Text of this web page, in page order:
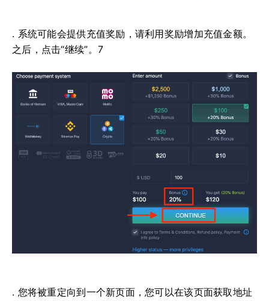
. 系统可能会提供充值奖励，请利用奖励增加充值金额。
之后，点击“继续”。7
. 您将被重定向到一个新页面，您可以在该页面获取地址